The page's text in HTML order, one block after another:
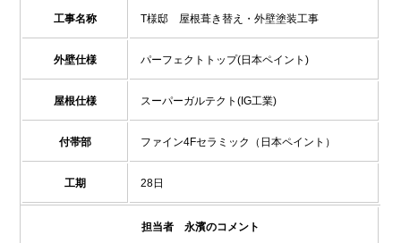
工事名称 T様邸 屋根葺き替え・外壁塗装工事
外壁仕様 パーフェクトトップ(日本ペイント)
屋根仕様 スーパーガルテクト(IG工業)
付帯部 ファイン4Fセラミック（日本ペイント）
工期 28日
担当者 永濱のコメント